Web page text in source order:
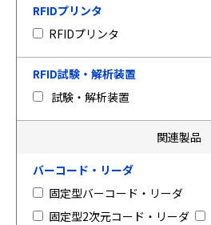
RFIDプリンタ
RFIDプリンタ
RFID試験・解析装置
試験・解析装置
関連製品
バーコード・リーダ
固定型バーコード・リーダ
固定型2次元コード・リーダ